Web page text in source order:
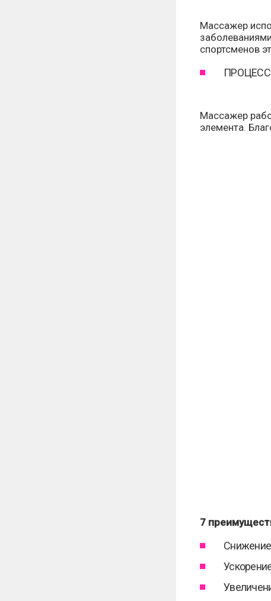
Массажер
спортсменов
Массажер
элемента.
7